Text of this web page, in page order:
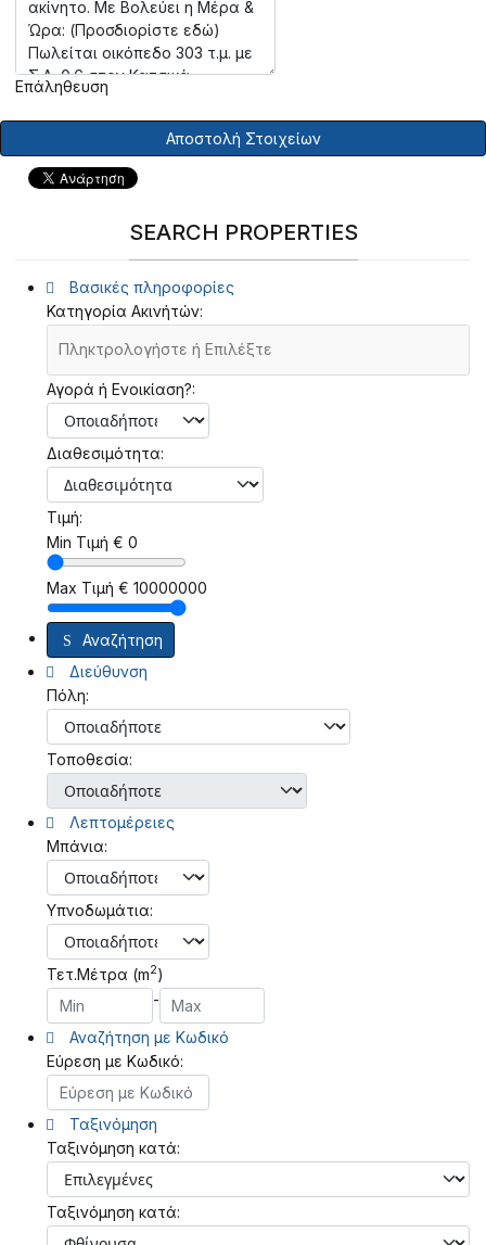
Επάληθευση
Αποστολή Στοιχείων
SEARCH PROPERTIES
Βασικές πληροφορίες
Κατηγορία Ακινήτών:
Αγορά ή Ενοικίαση?:
Διαθεσιμότητα:
Τιμή:
Min Τιμή € 0
Max Τιμή € 10000000
Αναζήτηση
Διεύθυνση
Πόλη:
Τοποθεσία:
Λεπτομέρειες
Μπάνια:
Υπνοδωμάτια:
Τετ.Μέτρα (m2)
-
Αναζήτηση με Κωδικό
Εύρεση με Κωδικό:
Ταξινόμηση
Ταξινόμηση κατά:
Ταξινόμηση κατά: